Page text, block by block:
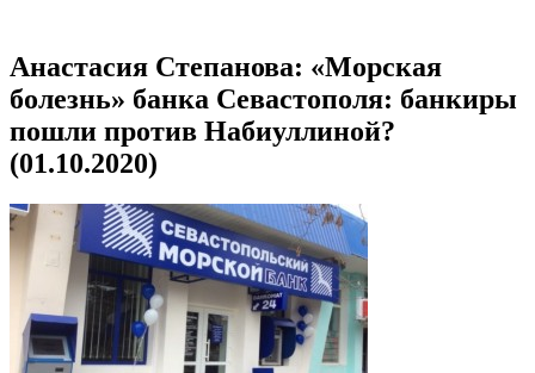
Анастасия Степанова: «Морская
болезнь» банка Севастополя: банкиры
пошли против Набиуллиной?
(01.10.2020)